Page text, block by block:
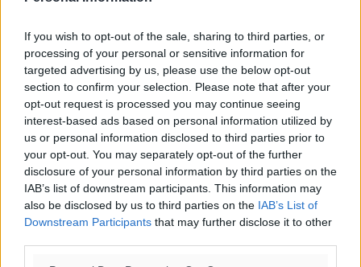
If you wish to opt-out of the sale, sharing to third parties, or
processing of your personal or sensitive information for
targeted advertising by us, please use the below opt-out
section to confirm your selection. Please note that after your
opt-out request is processed you may continue seeing
interest-based ads based on personal information utilized by
us or personal information disclosed to third parties prior to
your opt-out. You may separately opt-out of the further
disclosure of your personal information by third parties on the
IAB’s list of downstream participants. This information may
also be disclosed by us to third parties on the IAB’s List of
Downstream Participants that may further disclose it to other
Υπενθύμιση: